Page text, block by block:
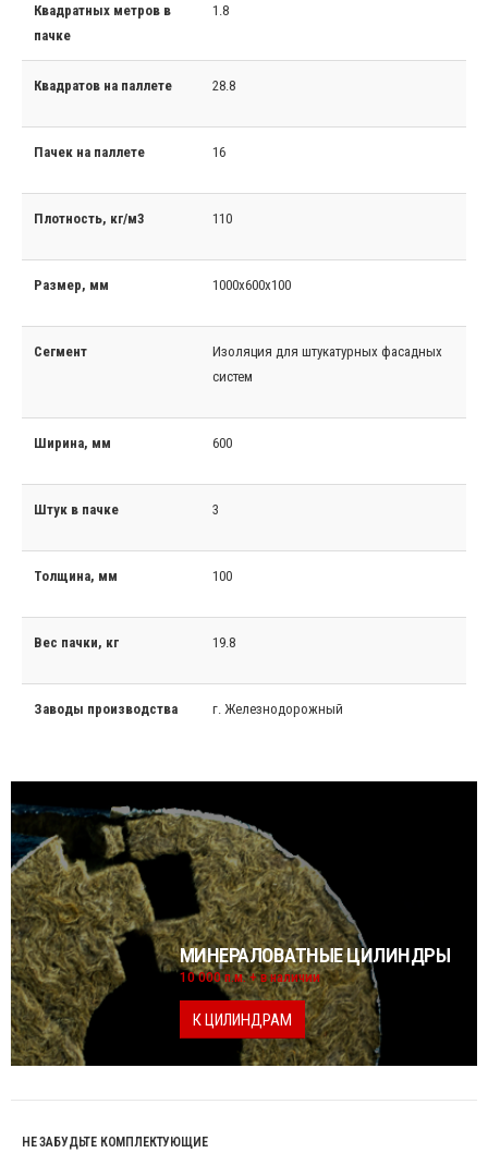
Квадратных метров в
пачке
1.8
Квадратов на паллете 28.8
Пачек на паллете 16
Плотность, кг/м3 110
Размер, мм 1000x600x100
Сегмент
Изоляция для штукатурных фасадных
систем
Ширина, мм 600
Штук в пачке 3
Толщина, мм 100
Вес пачки, кг 19.8
Заводы производства г. Железнодорожный
МИНЕРАЛОВАТНЫЕ ЦИЛИНДРЫ
10 000 п.м. + в наличии
К ЦИЛИНДРАМ
НЕ ЗАБУДЬТЕ КОМПЛЕКТУЮЩИЕ